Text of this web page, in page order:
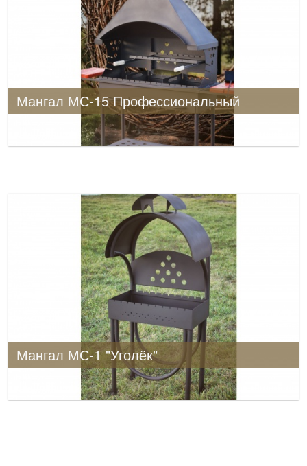
Мангал МС-15 Профессиональный
Мангал МС-1 "Уголёк"